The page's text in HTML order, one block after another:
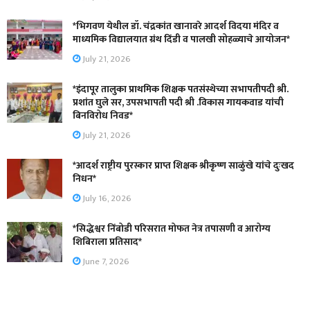
*भिगवण येथील डॉ. चंद्रकांत खानावरे आदर्श विदया मंदिर व
माध्यमिक विद्यालयात ग्रंथ दिंडी व पालखी सोहळ्याचे आयोजन*
July 21, 2026
*इंदापूर तालुका प्राथमिक शिक्षक पतसंस्थेच्या सभापतीपदी श्री.
प्रशांत घुले सर, उपसभापती पदी श्री .विकास गायकवाड यांची
बिनविरोध निवड*
July 21, 2026
*आदर्श राष्ट्रीय पुरस्कार प्राप्त शिक्षक श्रीकृष्ण साळुंखे यांचे दुःखद
निधन*
July 16, 2026
*सिद्धेश्वर निंबोडी परिसरात मोफत नेत्र तपासणी व आरोग्य
शिबिराला प्रतिसाद*
June 7, 2026